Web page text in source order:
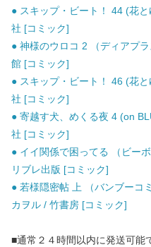
● スキップ・ビート！ 44 (花
社 [コミック]
● 神様のウロコ 2 （ディアプ
館 [コミック]
● スキップ・ビート！ 46 (花
社 [コミック]
● 寄越す犬、めくる夜 4 (on
社 [コミック]
● イイ関係で困ってる （ビー
リブレ出版 [コミック]
● 若様隠密帖 上 （バンブーコ
カヲル / 竹書房 [コミック]
■通常２４時間以内に発送可能